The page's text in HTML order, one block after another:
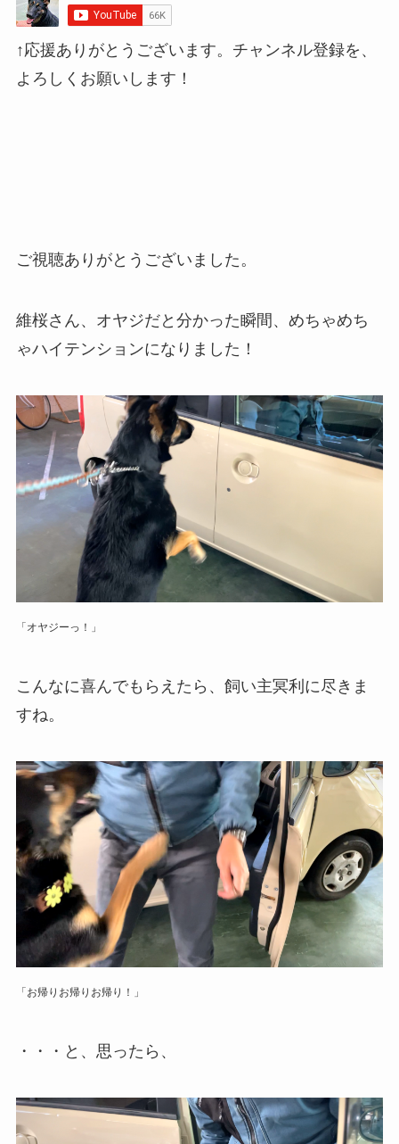
↑応援ありがとうございます。チャンネル登録を、
よろしくお願いします！
ご視聴ありがとうございました。
維桜さん、オヤジだと分かった瞬間、めちゃめち
ゃハイテンションになりました！
「オヤジーっ！」
こんなに喜んでもらえたら、飼い主冥利に尽きま
すね。
「お帰りお帰りお帰り！」
・・・と、思ったら、